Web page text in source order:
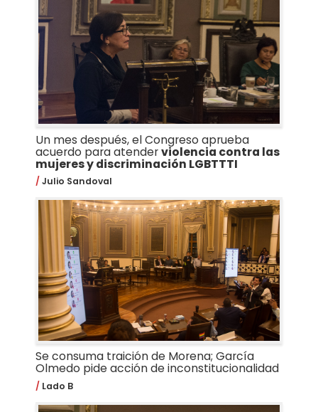
Un mes después, el Congreso aprueba
acuerdo para atenderviolencia contra las
mujeres y discriminación LGBTTTI
Julio Sandoval
Se consuma traición de Morena; García
Olmedo pide acción de inconstitucionalidad
Lado B